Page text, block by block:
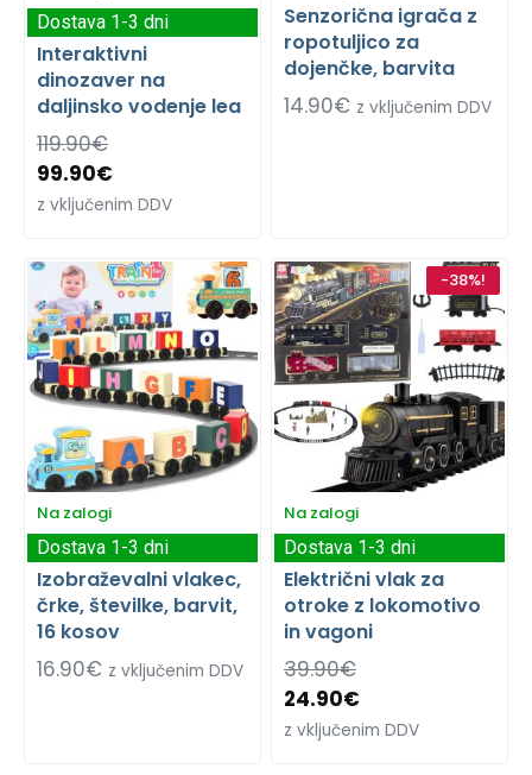
Interaktivni
dinozaver na
daljinsko vodenje lea
119.90€
99.90€
z vključenim DDV
Dostava 1-3 dni
Senzorična igrača z
ropotuljico za
dojenčke, barvita
14.90€ z vključenim DDV
Na zalogi
Izobraževalni vlakec,
črke, številke, barvit,
16 kosov
16.90€ z vključenim DDV
Dostava 1-3 dni
-38%!
Na zalogi
Električni vlak za
otroke z lokomotivo
in vagoni
39.90€
24.90€
z vključenim DDV
Dostava 1-3 dni